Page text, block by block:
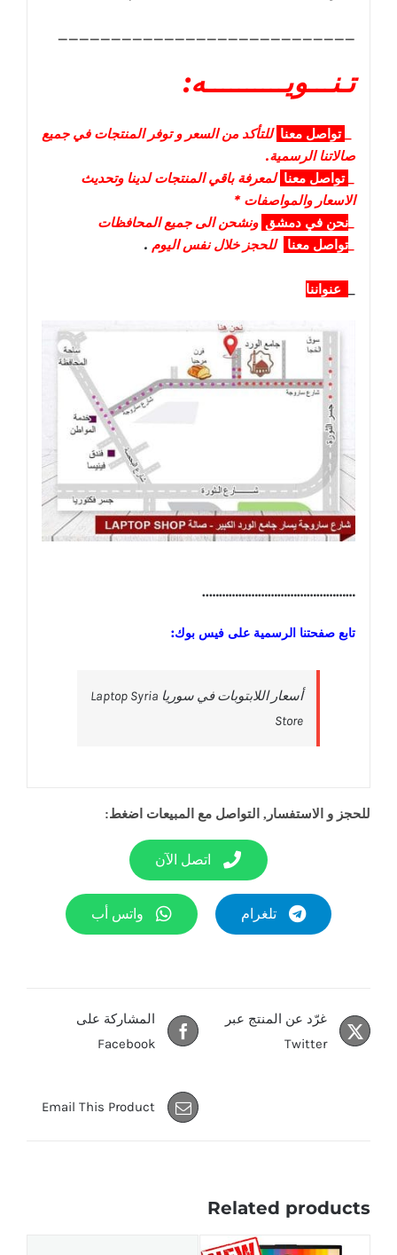
____________________________
تـنـــويــــــــــه:
تواصل معنا للتأكد من السعر و توفر المنتجات في جميع
صالاتنا الرسمية.
تواصل معنا لمعرفة باقي المنتجات لدينا وتحديث
الاسعار والمواصفات *
نحن في دمشق ونشحن الى جميع المحافظات
تواصل معنا للحجز خلال نفس اليوم .
عنواننا
………………………………………..
تابع صفحتنا الرسمية على فيس بوك:
‎أسعار اللابتوبات في سوريا Laptop Syria
Store‎
للحجز و الاستفسار, التواصل مع المبيعات اضغط:
اتصل الآن
تلغرام واتس أب
المشاركة على
Facebook
غرّد عن المنتج عبر
Twitter
Email This Product
Related products